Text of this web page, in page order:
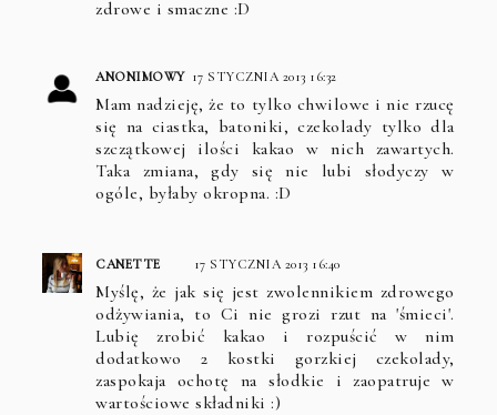
zdrowe i smaczne :D
ANONIMOWY 17 STYCZNIA 2013 16:32
Mam nadzieję, że to tylko chwilowe i nie rzucę
się na ciastka, batoniki, czekolady tylko dla
szczątkowej ilości kakao w nich zawartych.
Taka zmiana, gdy się nie lubi słodyczy w
ogóle, byłaby okropna. :D
CANETTE 17 STYCZNIA 2013 16:40
Myślę, że jak się jest zwolennikiem zdrowego
odżywiania, to Ci nie grozi rzut na 'śmieci'.
Lubię zrobić kakao i rozpuścić w nim
dodatkowo 2 kostki gorzkiej czekolady,
zaspokaja ochotę na słodkie i zaopatruje w
wartościowe składniki :)